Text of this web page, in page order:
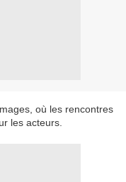
où les rencontres
les acteurs.